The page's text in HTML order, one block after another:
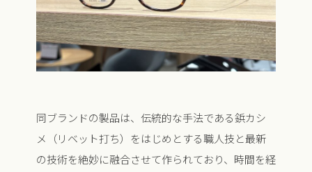
同ブランドの製品は、伝統的な手法である鋲カシ
メ（リベット打ち）をはじめとする職人技と最新
の技術を絶妙に融合させて作られており、時間を経